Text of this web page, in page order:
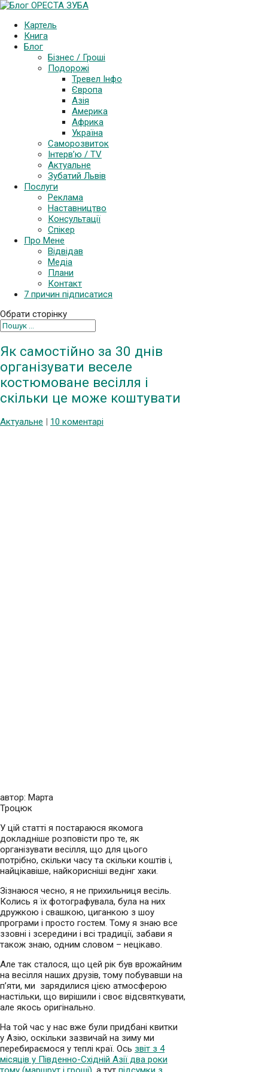
Картель
Книга
Блог
Бізнес / Гроші
Подорожі
Тревел Інфо
Європа
Азія
Америка
Африка
Україна
Саморозвиток
Інтерв’ю / TV
Актуальне
Зубатий Львів
Послуги
Реклама
Наставництво
Консультації
Спікер
Про Мене
Відвідав
Медіа
Плани
Контакт
7 причин підписатися
Обрати сторінку
Як самостійно за 30 днів
організувати веселе
костюмоване весілля і
скільки це може коштувати
Актуальне 10 коментарі
автор: Марта
Троцюк
У цій статті я постараюся якомога
докладніше розповісти про те, як
організувати весілля, що для цього
потрібно, скільки часу та скільки коштів і,
найцікавіше, найкорисніші ведінг хаки.
Зізнаюся чесно, я не прихильниця весіль.
Колись я їх фотографувала, була на них
дружкою і свашкою, циганкою з шоу
програми і просто гостем. Тому я знаю все
ззовні і зсередини і всі традиції, забави я
також знаю, одним словом – нецікаво.
Але так сталося, що цей рік був врожайним
на весілля наших друзів, тому побувавши на
п’яти, ми зарядилися цією атмосферою
настільки, що вирішили і своє відсвяткувати,
але якось оригінально.
На той час у нас вже були придбані квитки
у Азію, оскільки зазвичай на зиму ми
перебираємося у теплі краї. Ось звіт з 4
місяців у Південно-Східній Азії два роки
Support and Follow events in Ukraine